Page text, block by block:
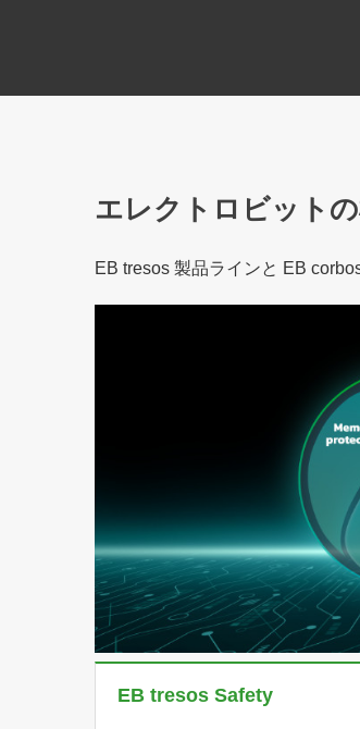
エレクトロビット
EB tresos 製品ラインと EB
EB tresos Safety